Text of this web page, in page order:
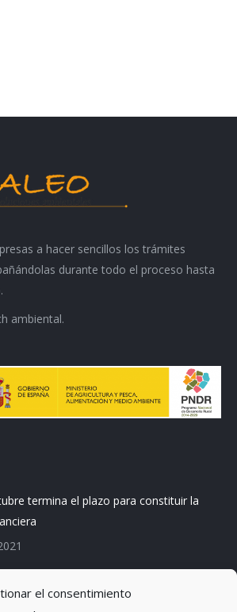
el consentimiento
a hacer sencillos los trámites
durante todo el proceso hasta
ambiental.
termina el plazo para constituir la
de Carbono